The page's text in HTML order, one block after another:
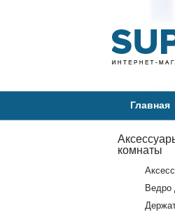
Главная
комнаты
Ведро